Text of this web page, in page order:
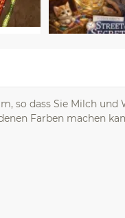
so dass Sie Milch
Farben machen